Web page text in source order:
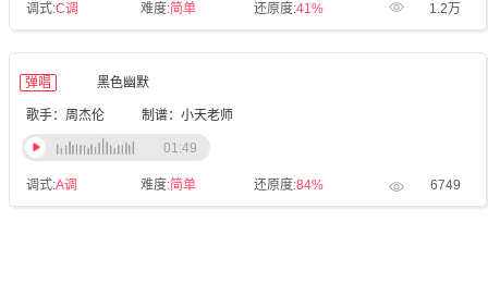
调式:C调 难度:简单 还原度:41% 1.2万
弹唱 黑色幽默
歌手：周杰伦 制谱：小天老师
调式:A调 难度:简单 还原度:84% 6749
01:49